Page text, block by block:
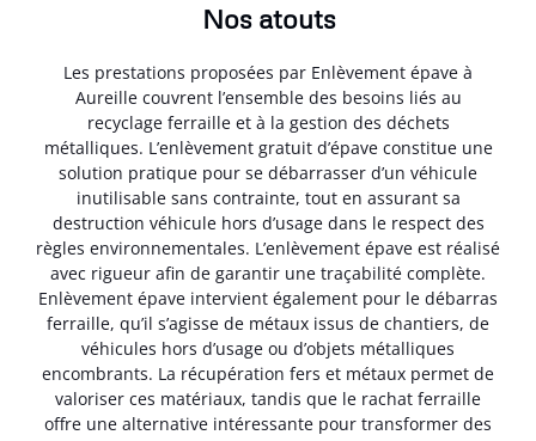
Nos atouts
Les prestations proposées par Enlèvement épave à
Aureille couvrent l’ensemble des besoins liés au
recyclage ferraille et à la gestion des déchets
métalliques. L’enlèvement gratuit d’épave constitue une
solution pratique pour se débarrasser d’un véhicule
inutilisable sans contrainte, tout en assurant sa
destruction véhicule hors d’usage dans le respect des
règles environnementales. L’enlèvement épave est réalisé
avec rigueur afin de garantir une traçabilité complète.
Enlèvement épave intervient également pour le débarras
ferraille, qu’il s’agisse de métaux issus de chantiers, de
véhicules hors d’usage ou d’objets métalliques
encombrants. La récupération fers et métaux permet de
valoriser ces matériaux, tandis que le rachat ferraille
offre une alternative intéressante pour transformer des